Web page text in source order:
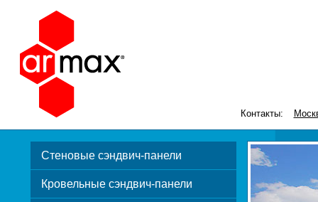
Контакты:
Стеновые сэндвич-панели
Кровельные сэндвич-панели